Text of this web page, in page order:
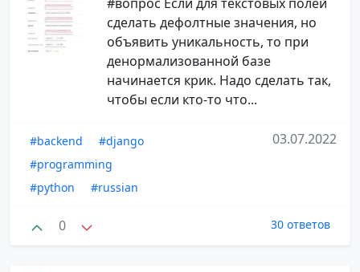
сделать дефолтные значения, но
объявить уникальность, то при
денормализованной базе
начинается крик. Надо сделать так,
чтобы если кто-то что...
#backend
#django
#programming
#python
#russian
03.07.2022
0 30 ответов